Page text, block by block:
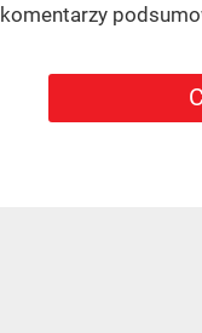
komentarzy